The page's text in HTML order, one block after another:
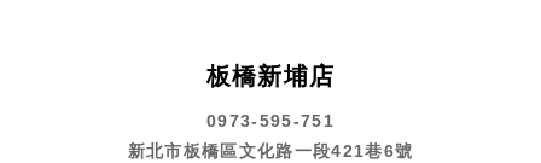
板橋新埔店
0973-595-751
新北市板橋區文化路一段421巷6號